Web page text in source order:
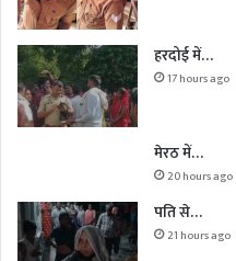
हरदोई में…
17 hours ago
मेरठ में…
20 hours ago
पति से…
21 hours ago